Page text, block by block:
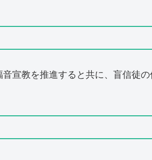
宣教を推進すると共に、盲信徒